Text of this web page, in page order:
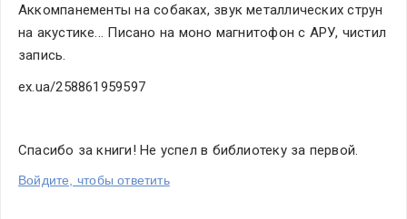
Аккомпанементы на собаках, звук металлических струн
на акустике... Писано на моно магнитофон с АРУ, чистил
запись.
ex.ua/258861959597
Спасибо за книги! Не успел в библиотеку за первой.
Войдите, чтобы ответить